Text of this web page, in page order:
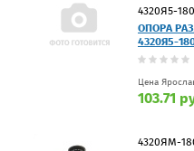
4320Я5-
ОПОРА
4320Я5-
Цена
103.71
4320ЯМ-